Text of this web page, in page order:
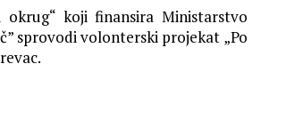
koji finansira Ministarstvo
sprovodi volonterski projekat „Po